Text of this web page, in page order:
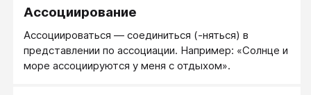
Ассоциирование
Ассоциироваться — соединиться (-няться) в
представлении по ассоциации. Например: «Солнце и
море ассоциируются у меня с отдыхом».